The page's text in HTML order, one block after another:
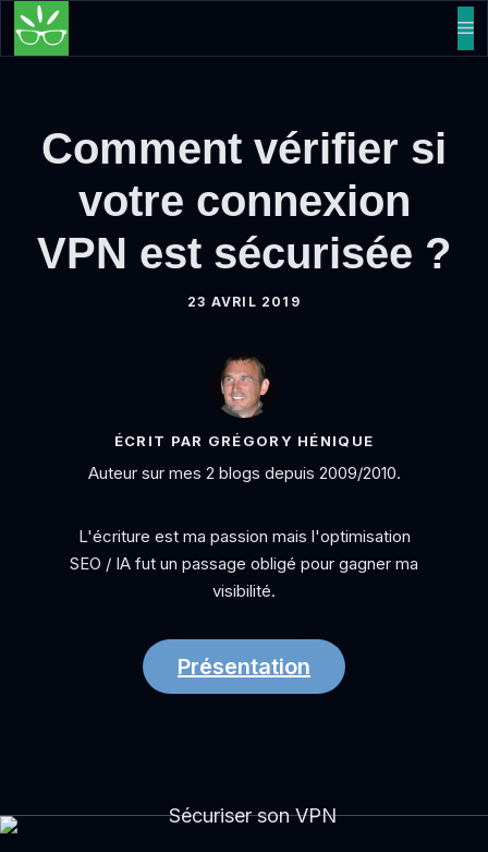
Aller
Comment vérifier si
votre connexion
VPN est sécurisée ?
23 AVRIL 2019
ÉCRIT PAR GRÉGORY HÉNIQUE
Auteur sur mes 2 blogs depuis 2009/2010.
L'écriture est ma passion mais l'optimisation
SEO / IA fut un passage obligé pour gagner ma
visibilité.
Présentation